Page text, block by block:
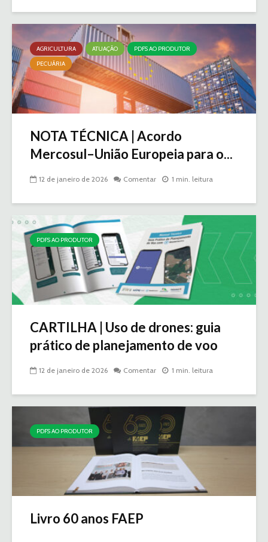
AGRICULTURA ATUAÇÃO
PDFS AO PRODUTOR
PECUÁRIA
NOTA TÉCNICA | Acordo
Mercosul–União Europeia para o...
12 de janeiro de 2026 Comentar 1 min. leitura
PDFS AO PRODUTOR
CARTILHA | Uso de drones: guia
prático de planejamento de voo
12 de janeiro de 2026 Comentar 1 min. leitura
PDFS AO PRODUTOR
Livro 60 anos FAEP